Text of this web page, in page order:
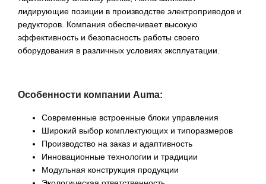
лидирующие позиции в производстве электроприводов и
редукторов. Компания обеспечивает высокую
эффективность и безопасность работы своего
оборудования в различных условиях эксплуатации.
Особенности компании Auma:
Современные встроенные блоки управления
Широкий выбор комплектующих и типоразмеров
Производство на заказ и адаптивность
Инновационные технологии и традиции
Модульная конструкция продукции